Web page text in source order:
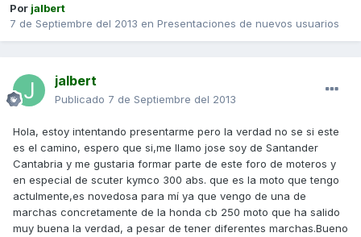
Por jalbert
7 de Septiembre del 2013 en Presentaciones de nuevos usuarios
jalbert
Publicado 7 de Septiembre del 2013
Hola, estoy intentando presentarme pero la verdad no se si este
es el camino, espero que si,me llamo jose soy de Santander
Cantabria y me gustaria formar parte de este foro de moteros y
en especial de scuter kymco 300 abs. que es la moto que tengo
actulmente,es novedosa para mí ya que vengo de una de
marchas concretamente de la honda cb 250 moto que ha salido
muy buena la verdad, a pesar de tener diferentes marchas.Bueno